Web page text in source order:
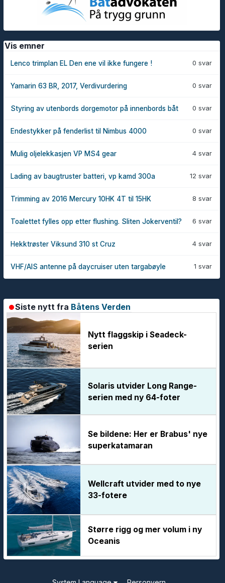
Vis emner
0 svar
Lenco trimplan EL Den ene vil ikke fungere !
0 svar
Yamarin 63 BR, 2017, Verdivurdering
0 svar
Styring av utenbords dorgemotor på innenbords båt
0 svar
Endestykker på fenderlist til Nimbus 4000
4 svar
Mulig oljelekkasjen VP MS4 gear
12 svar
Lading av baugtruster batteri, vp kamd 300a
8 svar
Trimming av 2016 Mercury 10HK 4T til 15HK
6 svar
Toalettet fylles opp etter flushing. Sliten Jokerventil?
4 svar
Hekktrøster Viksund 310 st Cruz
1 svar
VHF/AIS antenne på daycruiser uten targabøyle
Siste nytt fra Båtens Verden
Nytt flaggskip i Seadeck-
serien
Solaris utvider Long Range-
serien med ny 64-foter
Se bildene: Her er Brabus' nye
superkatamaran
Wellcraft utvider med to nye
33-fotere
Større rigg og mer volum i ny
Oceanis